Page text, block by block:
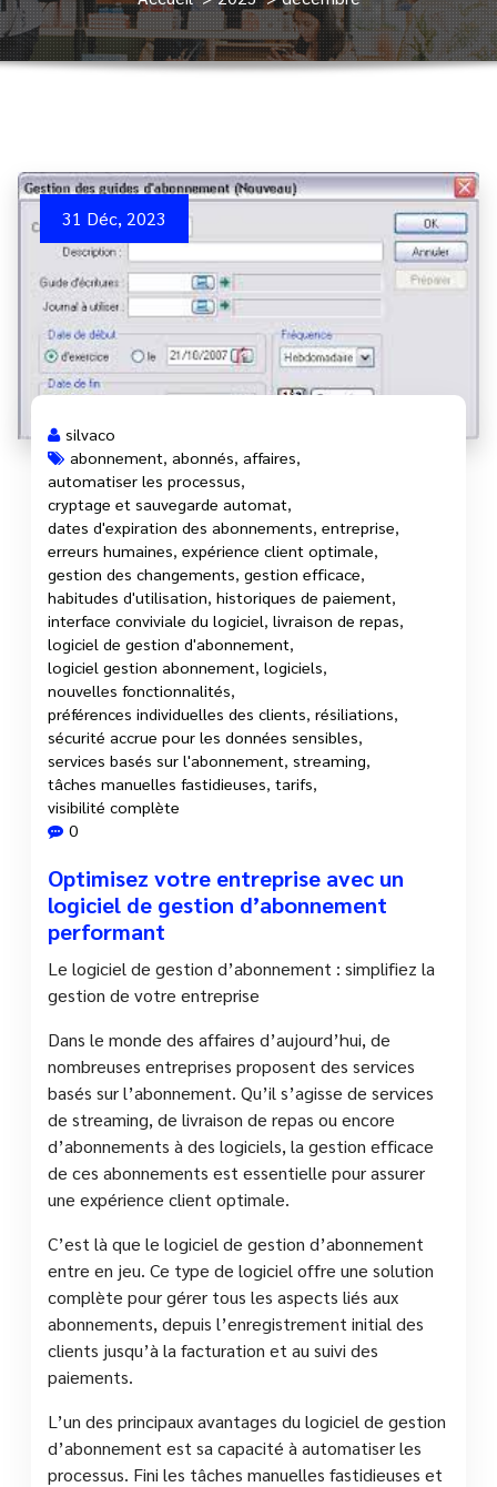
31 Déc, 2023
silvaco
abonnement, abonnés, affaires,
automatiser les processus,
cryptage et sauvegarde automat,
dates d'expiration des abonnements, entreprise,
erreurs humaines, expérience client optimale,
gestion des changements, gestion efficace,
habitudes d'utilisation, historiques de paiement,
interface conviviale du logiciel, livraison de repas,
logiciel de gestion d'abonnement,
logiciel gestion abonnement, logiciels,
nouvelles fonctionnalités,
préférences individuelles des clients, résiliations,
sécurité accrue pour les données sensibles,
services basés sur l'abonnement, streaming,
tâches manuelles fastidieuses, tarifs,
visibilité complète
0
Optimisez votre entreprise avec un
logiciel de gestion d’abonnement
performant
Le logiciel de gestion d’abonnement : simplifiez la
gestion de votre entreprise
Dans le monde des affaires d’aujourd’hui, de
nombreuses entreprises proposent des services
basés sur l’abonnement. Qu’il s’agisse de services
de streaming, de livraison de repas ou encore
d’abonnements à des logiciels, la gestion efficace
de ces abonnements est essentielle pour assurer
une expérience client optimale.
C’est là que le logiciel de gestion d’abonnement
entre en jeu. Ce type de logiciel offre une solution
complète pour gérer tous les aspects liés aux
abonnements, depuis l’enregistrement initial des
clients jusqu’à la facturation et au suivi des
paiements.
L’un des principaux avantages du logiciel de gestion
d’abonnement est sa capacité à automatiser les
processus. Fini les tâches manuelles fastidieuses et